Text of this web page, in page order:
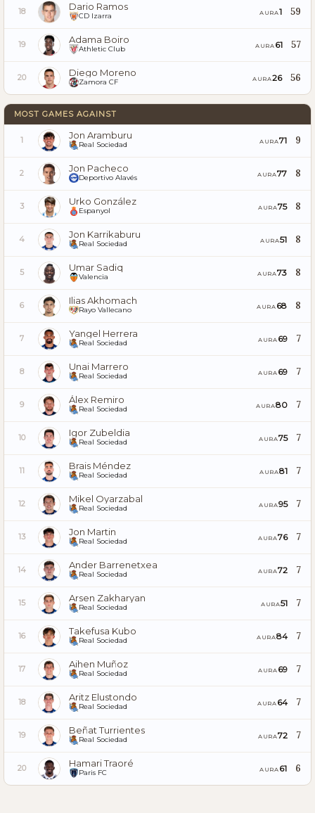
18 Dario Ramos
CD Izarra AURA1 59
19 Adama Boiro
Athletic Club AURA 61 57
20 Diego Moreno
Zamora CF AURA26 56
MOST GAMES AGAINST
1 Jon Aramburu
Real Sociedad AURA71 9
2 Jon Pacheco
Deportivo Alavés AURA77 8
3 Urko González
Espanyol AURA75 8
4 Jon Karrikaburu
Real Sociedad AURA51 8
5 Umar Sadiq
Valencia AURA73 8
6 Ilias Akhomach
Rayo Vallecano AURA 68 8
7 Yangel Herrera
Real Sociedad AURA 69 7
8 Unai Marrero
Real Sociedad AURA 69 7
9 Álex Remiro
Real Sociedad AURA80 7
10 Igor Zubeldia
Real Sociedad AURA75 7
11 Brais Méndez
Real Sociedad AURA81 7
12 Mikel Oyarzabal
Real Sociedad AURA95 7
13 Jon Martin
Real Sociedad AURA76 7
14 Ander Barrenetxea
Real Sociedad AURA72 7
15 Arsen Zakharyan
Real Sociedad AURA51 7
16 Takefusa Kubo
Real Sociedad AURA84 7
17 Aihen Muñoz
Real Sociedad AURA 69 7
18 Aritz Elustondo
Real Sociedad AURA 64 7
19 Beñat Turrientes
Real Sociedad AURA72 7
20 Hamari Traoré
Paris FC AURA 61 6